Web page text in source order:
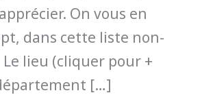
On vous en
dans cette liste non-
lieu (cliquer pour +
[…]